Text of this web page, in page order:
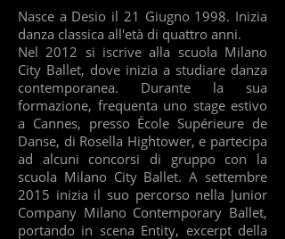
Nasce a Desio il 21 Giugno 1998. Inizia
danza classica all'età di quattro anni.
Nel 2012 si iscrive alla scuola Milano
City Ballet, dove inizia a studiare danza
contemporanea. Durante la sua
formazione, frequenta uno stage estivo
a Cannes, presso École Supérieure de
Danse, di Rosella Hightower, e partecipa
ad alcuni concorsi di gruppo con la
scuola Milano City Ballet. A settembre
2015 inizia il suo percorso nella Junior
Company Milano Contemporary Ballet,
portando in scena Entity, excerpt della